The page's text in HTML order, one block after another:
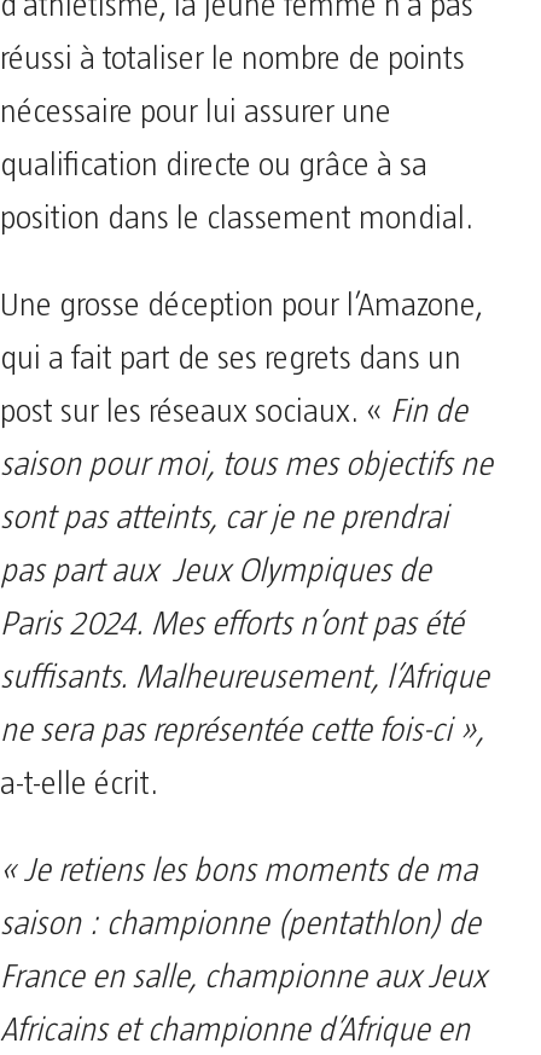
réussi à totaliser le nombre de points
nécessaire pour lui assurer une
qualification directe ou grâce à sa
position dans le classement mondial.
Une grosse déception pour l’Amazone,
qui a fait part de ses regrets dans un
post sur les réseaux sociaux. « Fin de
saison pour moi, tous mes objectifs ne
sont pas atteints, car je ne prendrai
pas part aux Jeux Olympiques de
Paris 2024. Mes efforts n’ont pas été
suffisants. Malheureusement, l’Afrique
ne sera pas représentée cette fois-ci »,
a-t-elle écrit.
« Je retiens les bons moments de ma
saison : championne (pentathlon) de
France en salle, championne aux Jeux
Africains et championne d’Afrique en